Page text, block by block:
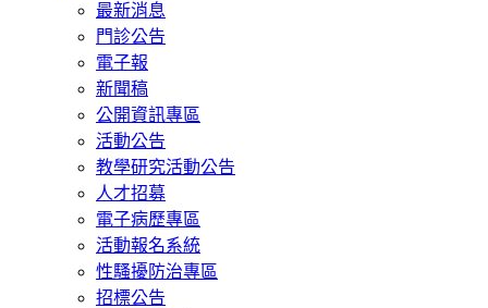
最新消息
門診公告
電子報
新聞稿
公開資訊專區
活動公告
教學研究活動公告
人才招募
電子病歷專區
活動報名系統
性騷擾防治專區
招標公告